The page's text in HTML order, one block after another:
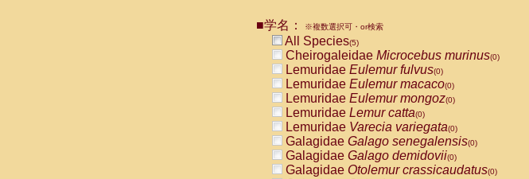
AtelidaeAteles belzebuth
AtelidaeAteles geoffroyi
AtelidaeAteles paniscus(0)
AtelidaeAtelesspp. (0)
AtelidaeLagothrix lagothricha
AtelidaeLagothrix lagothricha cana
PitheciidaeCacajao calvus rubicundus
PitheciidaeCallicebus cupreus
PitheciidaeCallicebus donacophilus
PitheciidaeCallicebus moloch
PitheciidaeCallicebus torquatus(0)
■学名： ※複数選択可・or検索
All Species(5)
Cheirogaleidae Microcebus murinus(0)
Lemuridae Eulemur fulvus(0)
Lemuridae Eulemur macaco(0)
Lemuridae Eulemur mongoz(0)
Lemuridae Lemur catta(0)
Lemuridae Varecia variegata(0)
Galagidae Galago senegalensis(0)
Galagidae Galago demidovii(0)
Galagidae Otolemur crassicaudatus(0)